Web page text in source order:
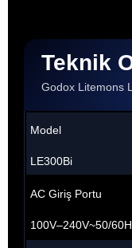
Teknik
Godox Litemons
Model
LE300Bi
AC Giriş Portu
100V–240V~50/